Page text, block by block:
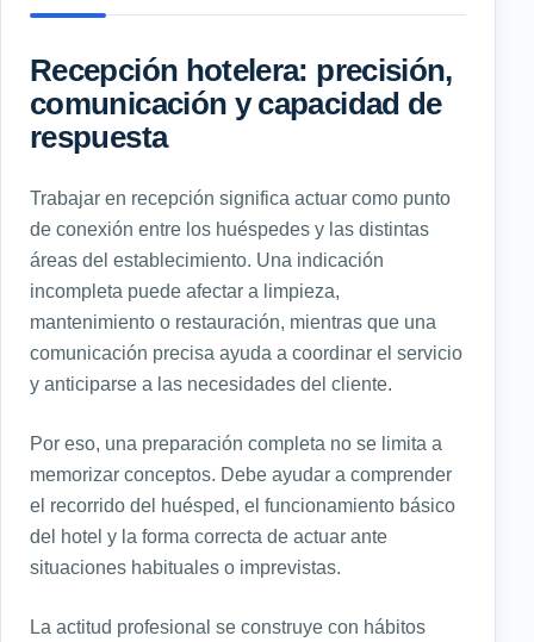
Recepción hotelera: precisión,
comunicación y capacidad de
respuesta
Trabajar en recepción significa actuar como punto
de conexión entre los huéspedes y las distintas
áreas del establecimiento. Una indicación
incompleta puede afectar a limpieza,
mantenimiento o restauración, mientras que una
comunicación precisa ayuda a coordinar el servicio
y anticiparse a las necesidades del cliente.
Por eso, una preparación completa no se limita a
memorizar conceptos. Debe ayudar a comprender
el recorrido del huésped, el funcionamiento básico
del hotel y la forma correcta de actuar ante
situaciones habituales o imprevistas.
La actitud profesional se construye con hábitos